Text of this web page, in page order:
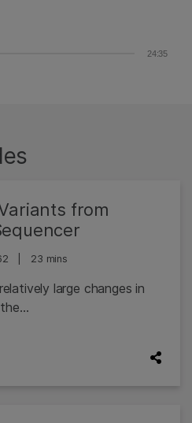
24:35
from
23 mins
large changes in